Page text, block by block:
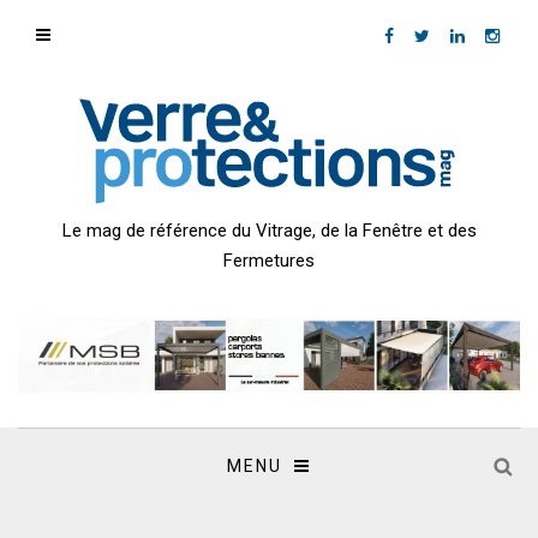
Le mag de référence du Vitrage, de la Fenêtre et des
Fermetures
MENU